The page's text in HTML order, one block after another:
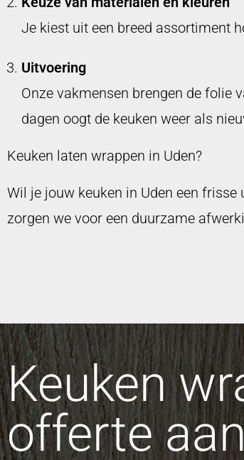
Je kiest uit een breed assortiment
Uitvoering
Onze vakmensen brengen de folie
dagen oogt de keuken weer als
Keuken laten wrappen in Uden?
Wil je jouw keuken in Uden een
zorgen we voor een duurzame
Keuken
offerte aan